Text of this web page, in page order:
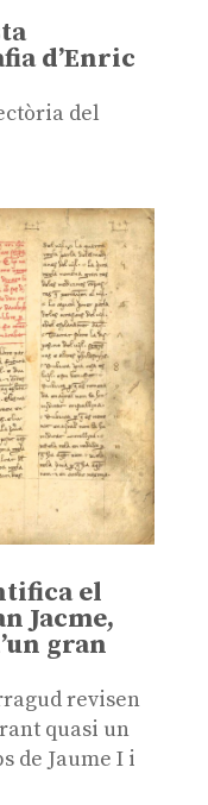
d’Enric
del
el
Jacme,
gran
revisen
quasi un
de Jaume I i